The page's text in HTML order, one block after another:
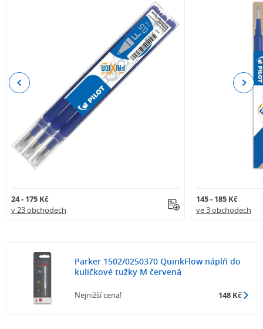
24 - 175 Kč
v 23 obchodech
145 - 185 Kč
ve 3 obchodech
Previous Next
Parker 1502/0250370 QuinkFlow náplň do
kuličkové tužky M červená
Nejnižší cena! 148 Kč